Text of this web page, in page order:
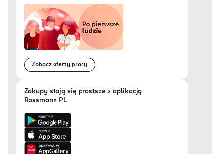
Zobacz oferty pracy
Zakupy stają się prostsze z aplikacją
Rossmann PL